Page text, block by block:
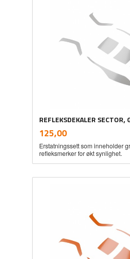
REFLEKSDEKALER SECTOR,
Pris
125,00mva.
Erstatningssett som inneholder
refleksmerker for økt synlighet.